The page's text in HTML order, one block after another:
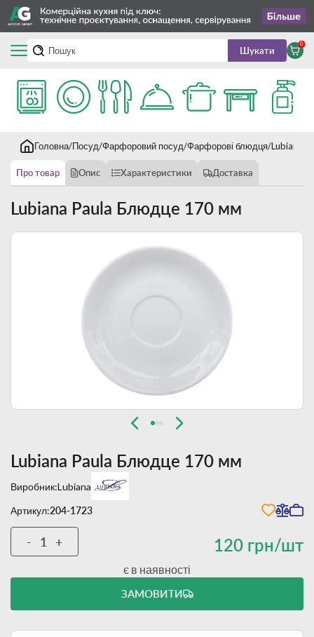
Шукати
0
Головна Посуд Фарфоровий посуд Фарфорові блюдця Lubiana
Про товар Опис Характеристики Доставка
Lubiana Paula Блюдце 170 мм
Lubiana Paula Блюдце 170 мм
Виробник:Lubiana
Артикул:204-1723
120 грн/шт
- +
є в наявності
ЗАМОВИТИ